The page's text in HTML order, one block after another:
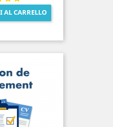
AL CARRELLO